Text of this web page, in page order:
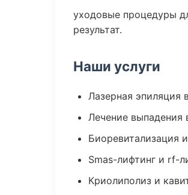
уходовые процедуры
результат.
Наши услуги
Лазерная эпиляция
Лечение выпадения
Биоревитализация
Smas-лифтинг и rf-
Криолиполиз и